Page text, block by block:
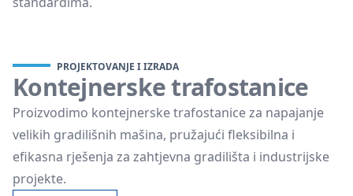
PROJEKTOVANJE I IZRADA
Kontejnerske trafostanice
Proizvodimo kontejnerske trafostanice za napajanje
velikih gradilišnih mašina, pružajući fleksibilna i
efikasna rješenja za zahtjevna gradilišta i industrijske
projekte.